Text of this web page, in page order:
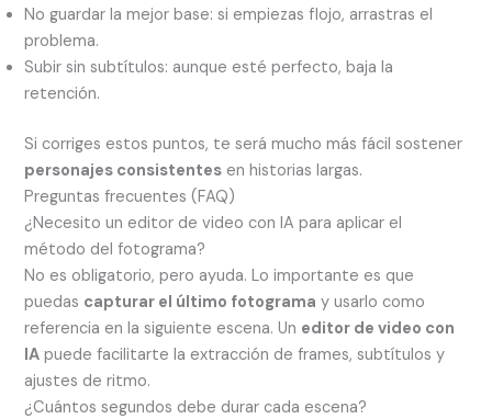
No guardar la mejor base: si empiezas flojo, arrastras el
problema.
Subir sin subtítulos: aunque esté perfecto, baja la
retención.
Si corriges estos puntos, te será mucho más fácil sostener
personajes consistentes en historias largas.
Preguntas frecuentes (FAQ)
¿Necesito un editor de video con IA para aplicar el
método del fotograma?
No es obligatorio, pero ayuda. Lo importante es que
puedas capturar el último fotograma y usarlo como
referencia en la siguiente escena. Un editor de video con
IA puede facilitarte la extracción de frames, subtítulos y
ajustes de ritmo.
¿Cuántos segundos debe durar cada escena?